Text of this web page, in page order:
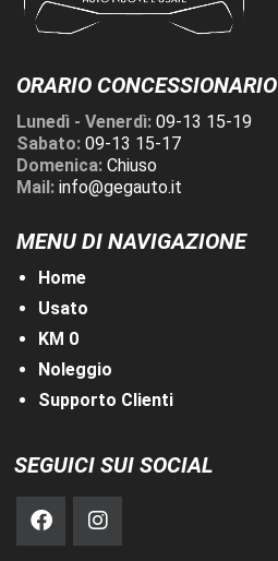
ORARIO CONCESSIONARIO
Lunedì - Venerdì: 09-13 15-19
Sabato: 09-13 15-17
Domenica: Chiuso
Mail: info@gegauto.it
MENU DI NAVIGAZIONE
Home
Usato
KM 0
Noleggio
Supporto Clienti
SEGUICI SUI SOCIAL